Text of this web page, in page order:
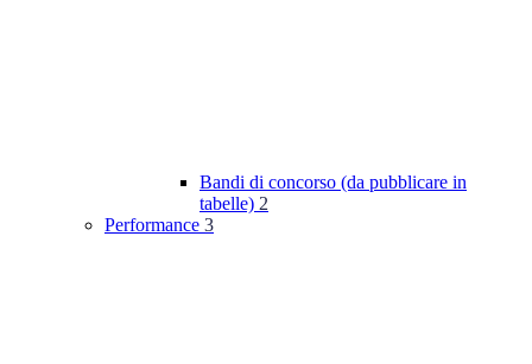
Bandi di concorso (da pubblicare in
tabelle) 2
Performance 3